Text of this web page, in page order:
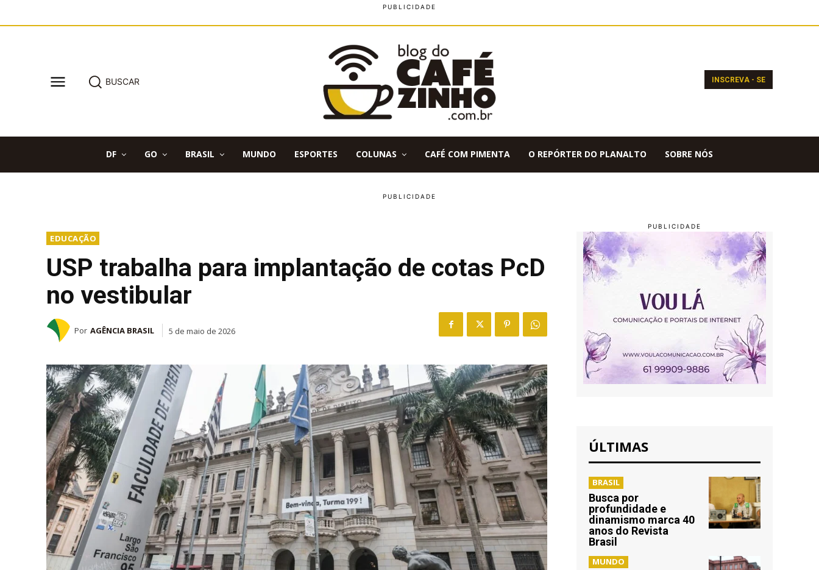
BUSCAR INSCREVA - SE
DF GO BRASIL MUNDO ESPORTES COLUNAS CAFÉ COM PIMENTA O REPÓRTER DO PLANALTO SOBRE NÓS
EDUCAÇÃO
USP trabalha para implantação de cotas PcD
no vestibular
Por AGÊNCIA BRASIL 5 de maio de 2026
ÚLTIMAS
BRASIL
Busca por
profundidade e
dinamismo marca 40
anos do Revista
Brasil
MUNDO